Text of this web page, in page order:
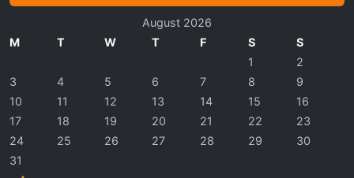
August 2026
M
T W T F S S
1
2
3
4 5 6 7 8
9
10
11 12 13 14 15
16
17
18 19 20 21 22
23
24
25 26 27 28 29
30
31